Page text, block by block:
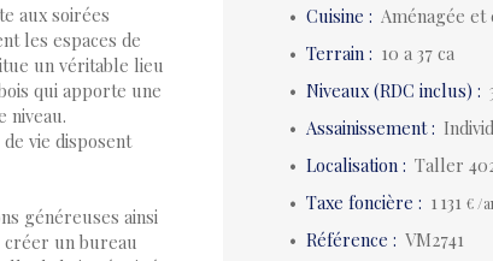
aux soirées
les espaces de
un véritable lieu
qui apporte une
niveau.
vie disposent
généreuses ainsi
un bureau
Cuisine : Aménagée
Terrain : 10 a 37 ca
Niveaux (RDC inclus) :
Assainissement:
Localisation : Taller
Taxe foncière : 1 131€ /
Référence : VM2741